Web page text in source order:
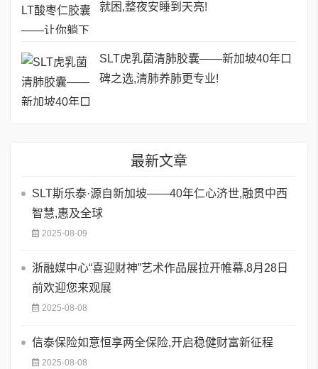
就困,整夜安睡到天亮!
SLT虎乳菌清肺胶囊——新加坡40年口
碑之选,清肺养肺更专业!
最新文章
SLT斯乐泰·源自新加坡——40年仁心济世,融贯中西
智慧,惠及全球
2025-08-09
浙融媒中心“喜迎财神”艺术作品展拉开帷幕,8月28日
前欢迎您来观展
2025-08-08
信泰保险如意恒享两全保险,开启稳健财富新征程
2025-08-08